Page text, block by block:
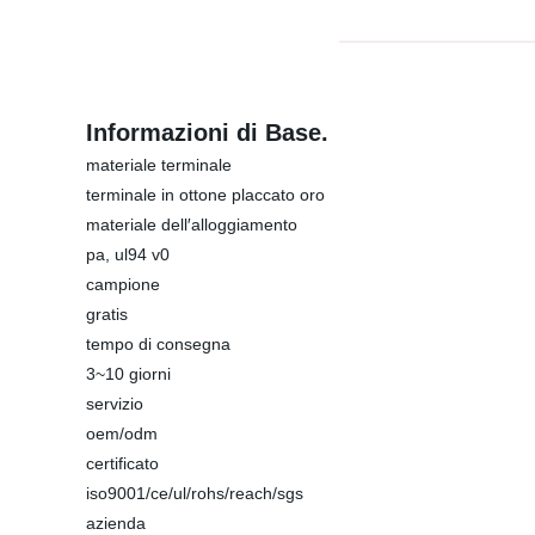
Informazioni di Base.
materiale terminale
terminale in ottone placcato oro
materiale dell′alloggiamento
pa, ul94 v0
campione
gratis
tempo di consegna
3~10 giorni
servizio
oem/odm
certificato
iso9001/ce/ul/rohs/reach/sgs
azienda